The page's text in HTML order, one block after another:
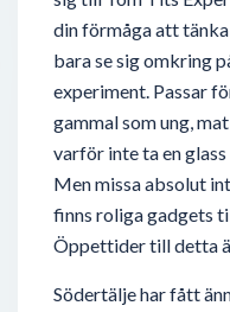
din förmåga att
bara se sig omkring
experiment. Passar
gammal som ung,
varför inte ta en
Men missa absolut
finns roliga gadgets
Öppettider till detta
Södertälje har fått